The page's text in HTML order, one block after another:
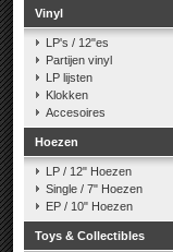
Vinyl
LP's / 12"es
Partijen vinyl
LP lijsten
Klokken
Accesoires
Hoezen
LP / 12" Hoezen
Single / 7" Hoezen
EP / 10" Hoezen
Toys & Collectibles